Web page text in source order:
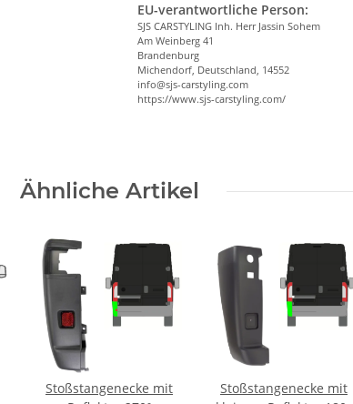
EU-verantwortliche Person:
SJS CARSTYLING Inh. Herr Jassin Sohem
Am Weinberg 41
Brandenburg
Michendorf, Deutschland, 14552
info@sjs-carstyling.com
https://www.sjs-carstyling.com/
Ähnliche Artikel
Stoßstangenecke mit
Stoßstangenecke mit